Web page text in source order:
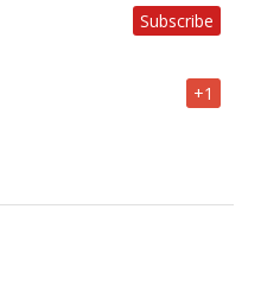
Subscribe
+1